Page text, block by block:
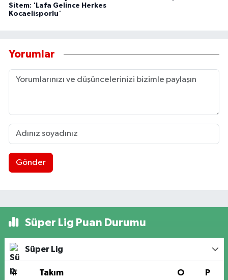
Sitem: 'Lafa Gelince Herkes
Kocaelisporlu'
Yorumlar
Gönder
Süper Lig Puan Durumu
Süper Lig
# Takım O P